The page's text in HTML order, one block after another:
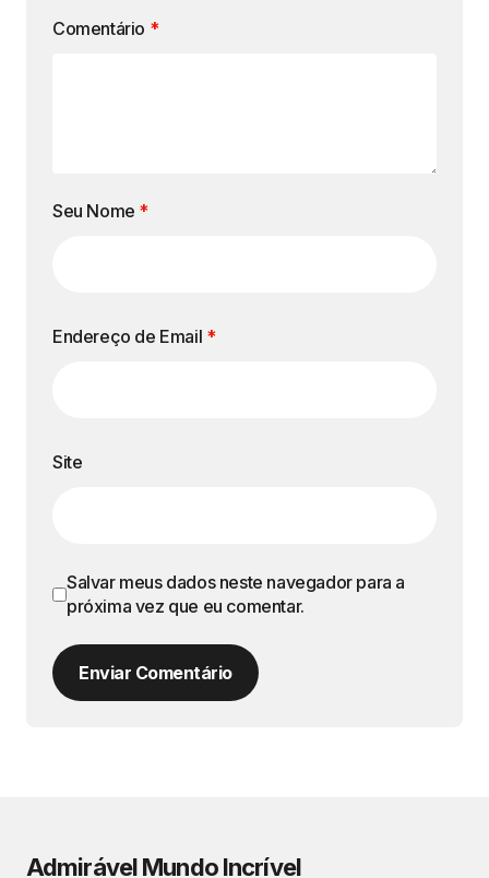
Comentário *
Seu Nome *
Endereço de Email *
Site
Salvar meus dados neste navegador para a
próxima vez que eu comentar.
Enviar Comentário
Admirável Mundo Incrível